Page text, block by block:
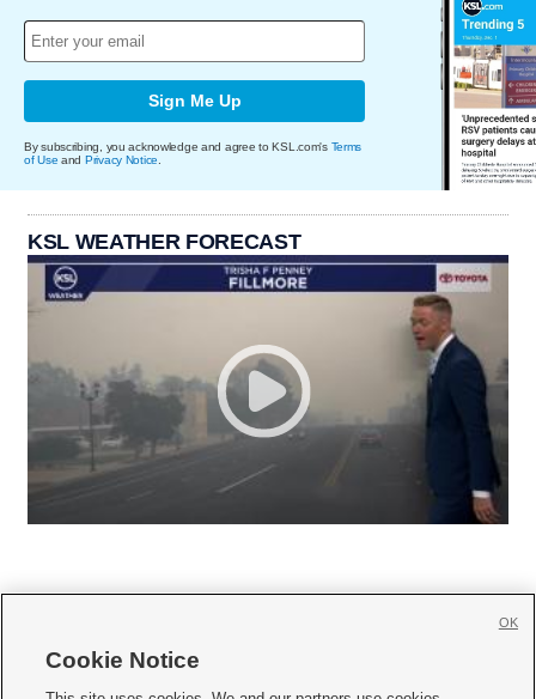
Sign Me Up
By subscribing, you acknowledge and agree to KSL.com's Terms
of Use and Privacy Notice
KSL WEATHER FORECAST
Cookie Notice
OK